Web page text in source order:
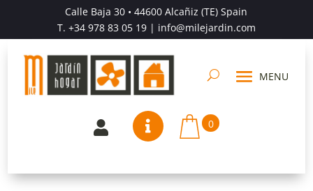
Calle Baja 30 • 44600 Alcañiz (TE) Spain
T. +34 978 83 05 19| info@milejardin.com
  0